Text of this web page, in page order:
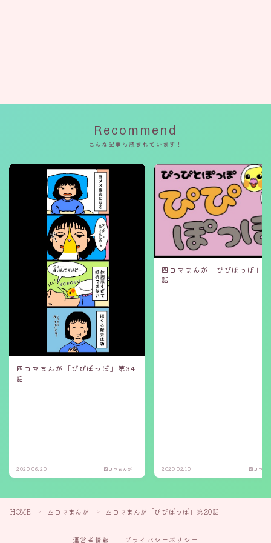
Recommend
こんな記事も読まれています！
四コマまんが「ぴぴぽっぽ」第34
話
2020.06.20 四コマまんが
四コマまんが「ぴぴぽっぽ」
話
2020.02.10 四コマま
HOME ＞ 四コマまんが ＞ 四コマまんが「ぴぴぽっぽ」第20話
運営者情報 プライバシーポリシー